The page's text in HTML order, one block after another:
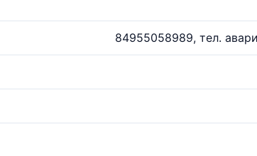
84955058989, тел.